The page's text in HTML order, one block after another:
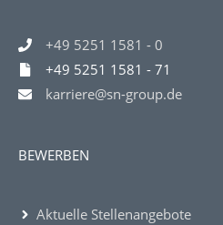
+49 5251 1581 - 0
+49 5251 1581 - 71
karriere@sn-group.de
BEWERBEN
Aktuelle Stellenangebote